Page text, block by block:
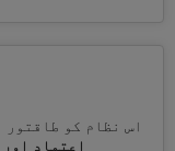
اس نظام کو طاقتور
اعتماد